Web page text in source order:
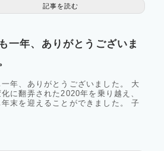
記事を読む
一年、ありがとうございま
年、ありがとうございました。 大
化に翻弄された2020年を乗り越え、
末を迎えることができました。 子